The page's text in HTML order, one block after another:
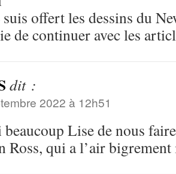
suis offert les dessins du
de continuer avec les
dit :
2022 à 12h51
Lise de nous
qui a l’air bigrement